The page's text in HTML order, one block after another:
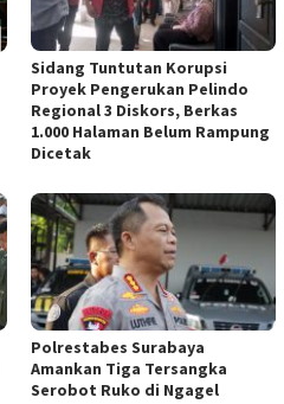
Sidang Tuntutan Korupsi
Proyek Pengerukan Pelindo
Regional 3 Diskors, Berkas
1.000 Halaman Belum Rampung
Dicetak
Polrestabes Surabaya
Amankan Tiga Tersangka
Serobot Ruko di Ngagel